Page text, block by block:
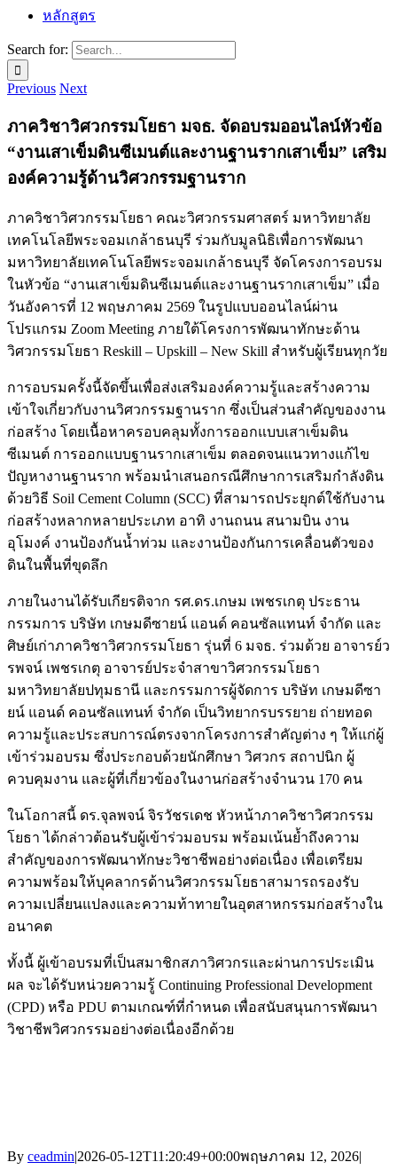
หลักสูตร
Search for:
Previous Next
ภาควิชาวิศวกรรมโยธา มจธ. จัดอบรมออนไลน์หัวข้อ
“งานเสาเข็มดินซีเมนต์และงานฐานรากเสาเข็ม” เสริม
องค์ความรู้ด้านวิศวกรรมฐานราก
ภาควิชาวิศวกรรมโยธา คณะวิศวกรรมศาสตร์ มหาวิทยาลัย
เทคโนโลยีพระจอมเกล้าธนบุรี ร่วมกับมูลนิธิเพื่อการพัฒนา
มหาวิทยาลัยเทคโนโลยีพระจอมเกล้าธนบุรี จัดโครงการอบรม
ในหัวข้อ “งานเสาเข็มดินซีเมนต์และงานฐานรากเสาเข็ม” เมื่อ
วันอังคารที่ 12 พฤษภาคม 2569 ในรูปแบบออนไลน์ผ่าน
โปรแกรม Zoom Meeting ภายใต้โครงการพัฒนาทักษะด้าน
วิศวกรรมโยธา Reskill – Upskill – New Skill สำหรับผู้เรียนทุกวัย
การอบรมครั้งนี้จัดขึ้นเพื่อส่งเสริมองค์ความรู้และสร้างความ
เข้าใจเกี่ยวกับงานวิศวกรรมฐานราก ซึ่งเป็นส่วนสำคัญของงาน
ก่อสร้าง โดยเนื้อหาครอบคลุมทั้งการออกแบบเสาเข็มดิน
ซีเมนต์ การออกแบบฐานรากเสาเข็ม ตลอดจนแนวทางแก้ไข
ปัญหางานฐานราก พร้อมนำเสนอกรณีศึกษาการเสริมกำลังดิน
ด้วยวิธี Soil Cement Column (SCC) ที่สามารถประยุกต์ใช้กับงาน
ก่อสร้างหลากหลายประเภท อาทิ งานถนน สนามบิน งาน
อุโมงค์ งานป้องกันน้ำท่วม และงานป้องกันการเคลื่อนตัวของ
ดินในพื้นที่ขุดลึก
ภายในงานได้รับเกียรติจาก รศ.ดร.เกษม เพชรเกตุ ประธาน
กรรมการ บริษัท เกษมดีซายน์ แอนด์ คอนซัลแทนท์ จำกัด และ
ศิษย์เก่าภาควิชาวิศวกรรมโยธา รุ่นที่ 6 มจธ. ร่วมด้วย อาจารย์ว
รพจน์ เพชรเกตุ อาจารย์ประจำสาขาวิศวกรรมโยธา
มหาวิทยาลัยปทุมธานี และกรรมการผู้จัดการ บริษัท เกษมดีซา
ยน์ แอนด์ คอนซัลแทนท์ จำกัด เป็นวิทยากรบรรยาย ถ่ายทอด
ความรู้และประสบการณ์ตรงจากโครงการสำคัญต่าง ๆ ให้แก่ผู้
เข้าร่วมอบรม ซึ่งประกอบด้วยนักศึกษา วิศวกร สถาปนิก ผู้
ควบคุมงาน และผู้ที่เกี่ยวข้องในงานก่อสร้างจำนวน 170 คน
ในโอกาสนี้ ดร.จุลพจน์ จิรวัชรเดช หัวหน้าภาควิชาวิศวกรรม
โยธา ได้กล่าวต้อนรับผู้เข้าร่วมอบรม พร้อมเน้นย้ำถึงความ
สำคัญของการพัฒนาทักษะวิชาชีพอย่างต่อเนื่อง เพื่อเตรียม
ความพร้อมให้บุคลากรด้านวิศวกรรมโยธาสามารถรองรับ
ความเปลี่ยนแปลงและความท้าทายในอุตสาหกรรมก่อสร้างใน
อนาคต
ทั้งนี้ ผู้เข้าอบรมที่เป็นสมาชิกสภาวิศวกรและผ่านการประเมิน
ผล จะได้รับหน่วยความรู้ Continuing Professional Development
(CPD) หรือ PDU ตามเกณฑ์ที่กำหนด เพื่อสนับสนุนการพัฒนา
วิชาชีพวิศวกรรมอย่างต่อเนื่องอีกด้วย
By ceadmin|2026-05-12T11:20:49+00:00พฤษภาคม 12, 2026|